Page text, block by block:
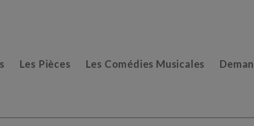
Les Pièces Les Comédies Musicales